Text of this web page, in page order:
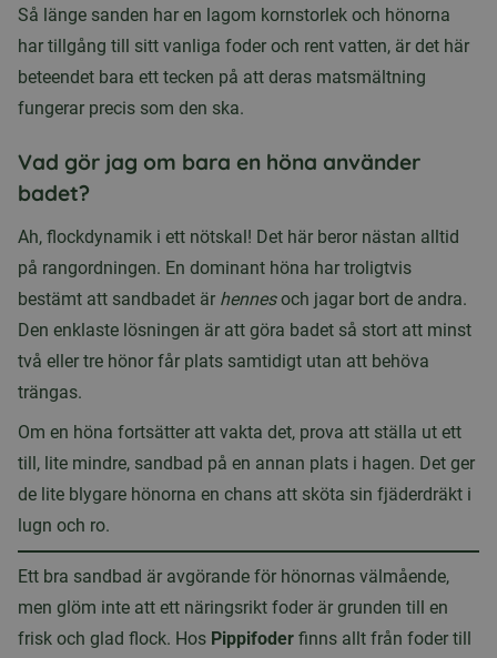
Så länge sanden har en lagom kornstorlek och hönorna
har tillgång till sitt vanliga foder och rent vatten, är det här
beteendet bara ett tecken på att deras matsmältning
fungerar precis som den ska.
Vad gör jag om bara en höna använder
badet?
Ah, flockdynamik i ett nötskal! Det här beror nästan alltid
på rangordningen. En dominant höna har troligtvis
bestämt att sandbadet är hennesoch jagar bort de andra.
Den enklaste lösningen är att göra badet så stort att minst
två eller tre hönor får plats samtidigt utan att behöva
trängas.
Om en höna fortsätter att vakta det, prova att ställa ut ett
till, lite mindre, sandbad på en annan plats i hagen. Det ger
de lite blygare hönorna en chans att sköta sin fjäderdräkt i
lugn och ro.
Ett bra sandbad är avgörande för hönornas välmående,
men glöm inte att ett näringsrikt foder är grunden till en
frisk och glad flock. Hos Pippifoder finns allt från foder till